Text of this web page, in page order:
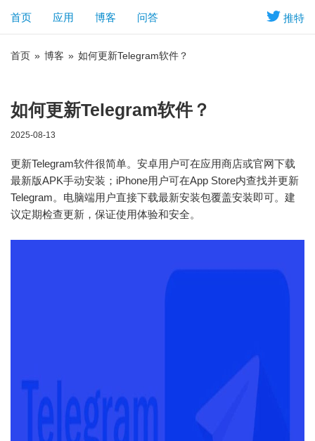
推特
首页 应用 博客 问答
首页 » 博客 » 如何更新Telegram软件？
如何更新Telegram软件？
2025-08-13
更新Telegram软件很简单。安卓用户可在应用商店或官网下载
最新版APK手动安装；iPhone用户可在App Store内查找并更新
Telegram。电脑端用户直接下载最新安装包覆盖安装即可。建
议定期检查更新，保证使用体验和安全。